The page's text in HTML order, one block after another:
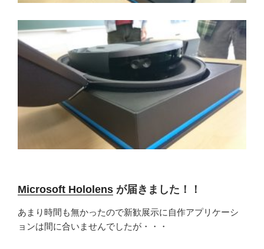
Microsoft Hololens が届きました！！
あまり時間も無かったので新歓展示に自作アプリケーシ
ョンは間に合いませんでしたが・・・